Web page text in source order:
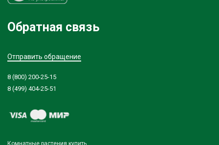
Обратная связь
Отправить обращение
8 (800) 200-25-15
8 (499) 404-25-51
Комнатные растения купить